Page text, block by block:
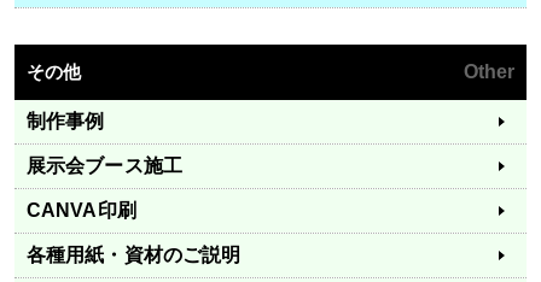
その他 Other
制作事例
展示会ブース施工
CANVA印刷
各種用紙・資材のご説明